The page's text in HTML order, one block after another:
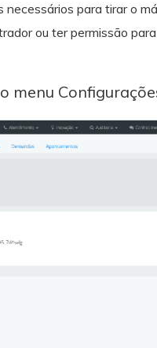
para tirar o
ou ter permissão
menu